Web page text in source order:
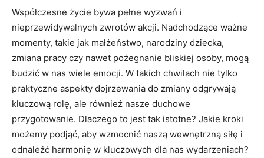
Współczesne życie bywa pełne wyzwań i
nieprzewidywalnych zwrotów akcji.⁤ Nadchodzące ważne
momenty, takie jak małżeństwo, narodziny dziecka,
zmiana ⁤pracy czy nawet pożegnanie bliskiej osoby, mogą
budzić w nas wiele emocji. W ‌takich chwilach nie tylko
praktyczne aspekty dojrzewania ⁤do zmiany odgrywają
kluczową rolę, ale również ​nasze duchowe
przygotowanie. Dlaczego to ⁣jest tak istotne? Jakie kroki​
możemy podjąć, aby wzmocnić naszą ​wewnętrzną siłę i
⁢odnaleźć harmonię w kluczowych dla nas wydarzeniach?⁣